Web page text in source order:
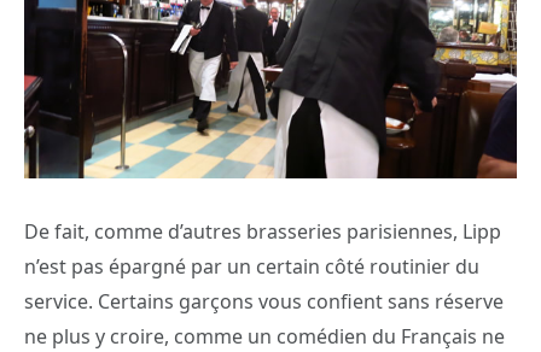
De fait, comme d’autres brasseries parisiennes, Lipp
n’est pas épargné par un certain côté routinier du
service. Certains garçons vous confient sans réserve
ne plus y croire, comme un comédien du Français ne